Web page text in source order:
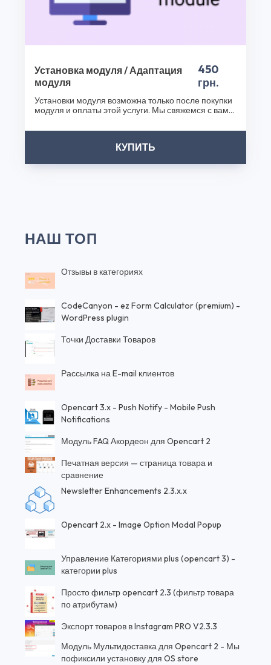
Установка модуля / Адаптация
модуля
450
грн.
Установки модуля возможна только после покупки
модуля и оплаты этой услуги. Мы свяжемся с вами
КУПИТЬ
НАШ ТОП
Отзывы в категориях
CodeCanyon - ez Form Calculator (premium) -
WordPress plugin
Точки Доставки Товаров
Рассылка на E-mail клиентов
Opencart 3.x - Push Notify - Mobile Push
Notifications
Модуль FAQ Акордеон для Opencart 2
Печатная версия — страница товара и
сравнение
Newsletter Enhancements 2.3.x.x
Opencart 2.x - Image Option Modal Popup
Управление Категориями plus (opencart 3) -
категории plus
Просто фильтр opencart 2.3 (фильтр товара
по атрибутам)
Экспорт товаров в Instagram PRO V2.3.3
Модуль Мультидоставка для Opencart 2 - Мы
пофиксили установку для OS store